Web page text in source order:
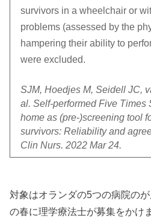
survivors in a wheelchair or
problems (assessed by the
hampering their ability to
were excluded.
SJM, Hoedjes M, Seidell JC,
al. Self-performed Five Times
home as (pre-)screening tool
survivors: Reliability and
Clin Nurs. 2022 Mar 24.
対象はオランダの5つの病院の
の春に理学療法士が募集をかけ